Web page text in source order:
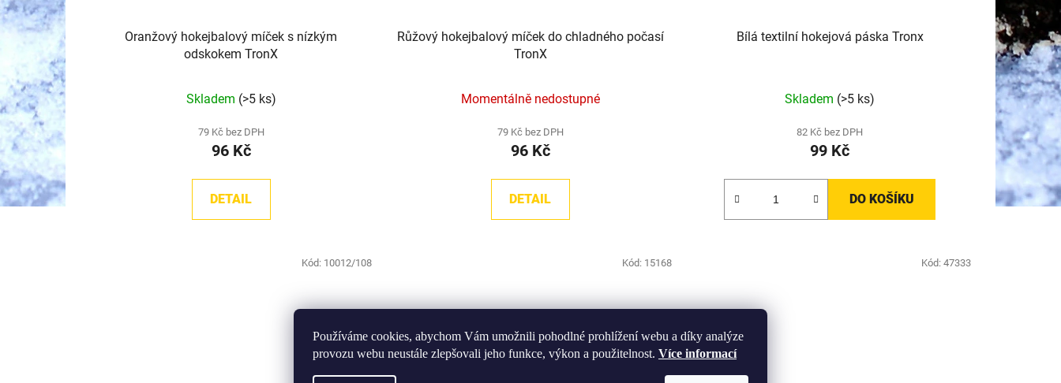
Používáme cookies, abychom Vám umožnili pohodlné prohlížení webu a díky analýze
provozu webu neustále zlepšovali jeho funkce, výkon a použitelnost. Více informací
Oranžový hokejbalový míček s nízkým
odskokem TronX
Skladem (>5 ks)
79 Kč bez DPH
96 Kč
DETAIL
Růžový hokejbalový míček do chladného počasí
TronX
Momentálně nedostupné
79 Kč bez DPH
96 Kč
DETAIL
Bílá textilní hokejová páska Tronx
Skladem (>5 ks)
82 Kč bez DPH
99 Kč
DO KOŠÍKU
Kód: 10012/108 Kód: 15168 Kód: 47333